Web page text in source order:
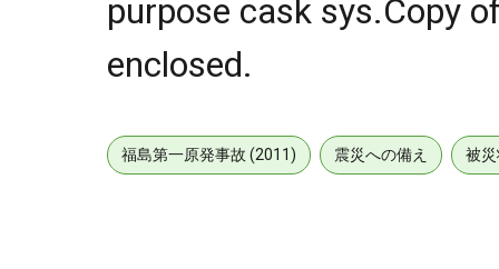
purpose cask sys.Copy
enclosed.
福島第一原発事故 (2011) 震災への備え 被災